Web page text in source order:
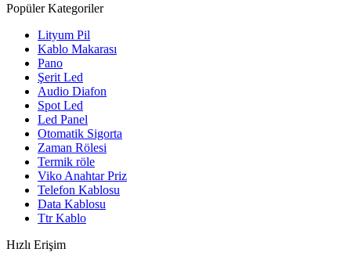
Popüler Kategoriler
Lityum Pil
Kablo Makarası
Pano
Şerit Led
Audio Diafon
Spot Led
Led Panel
Otomatik Sigorta
Zaman Rölesi
Termik röle
Viko Anahtar Priz
Telefon Kablosu
Data Kablosu
Ttr Kablo
Hızlı Erişim